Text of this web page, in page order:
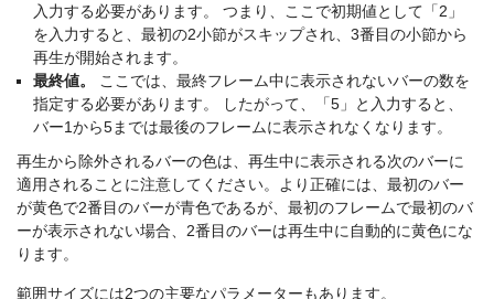
入力する必要があります。 つまり、ここで初期値として「2」
を入力すると、最初の2小節がスキップされ、3番目の小節から
再生が開始されます。
最終値。
ここでは、最終フレーム中に表示されないバーの数を
指定する必要があります。 したがって、「5」と入力すると、
バー1から5までは最後のフレームに表示されなくなります。
再生から除外されるバーの色は、再生中に表示される次のバーに
適用されることに注意してください。より正確には、最初のバー
が黄色で2番目のバーが青色であるが、最初のフレームで最初のバ
ーが表示されない場合、2番目のバーは再生中に自動的に黄色にな
ります。
範囲サイズには2つの主要なパラメーターもあります。